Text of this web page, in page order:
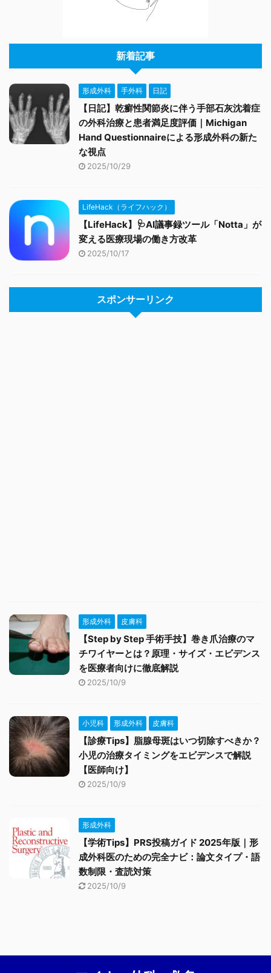
新着記事
形成外科 手外科 日記
【日記】乾癬性関節炎に伴う手部石灰沈着症
の外科治療と患者満足度評価｜Michigan
Hand Questionnaireによる形成外科の新た
な視点
2025/10/29
LifeHack（ライフハック）
【LifeHack】🩺AI議事録ツール「Notta」が
変える医療現場の働き方改革
2025/10/17
スポンサーリンク
形成外科 皮膚科
【Step by Step 手術手技】巻き爪治療のマ
チワイヤーとは？原理・サイズ・エビデンス
を医療者向けに徹底解説
2025/10/9
小児科 形成外科 皮膚科
【診療Tips】脂腺母斑はいつ切除すべきか？
小児の治療タイミングをエビデンスで解説
【医師向け】
2025/10/9
形成外科
【学術Tips】PRS投稿ガイド 2025年版｜形
成外科医のための完全ナビ：論文タイプ・語
数制限・査読対策
2025/10/9